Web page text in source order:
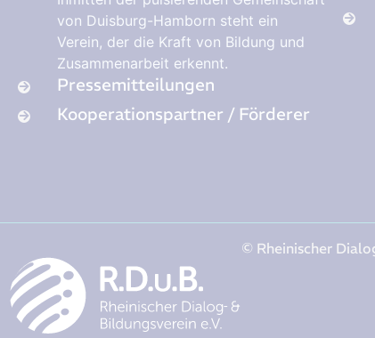
von Duisburg-Hamborn steht ein
Verein, der die Kraft von Bildung und
Zusammenarbeit erkennt.
Pressemitteilungen
Kooperationspartner / Förderer
© Rheinischer